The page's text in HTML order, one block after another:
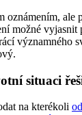
oznámením, ale
možné vyjasnit
významného
situaci
na kterékoli